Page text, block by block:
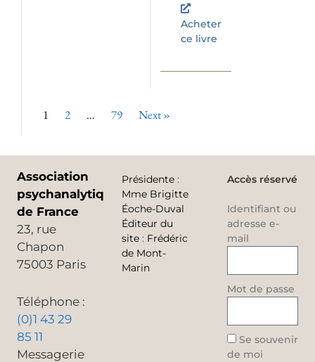
Acheter
ce livre
1 2 … 79 Next »
Association
psychanalytique
de France
23, rue
Chapon
75003 Paris
Téléphone :
(0)1 43 29
85 11
Messagerie
Présidente :
Mme Brigitte
Éoche-Duval
Éditeur du
site : Frédéric
de Mont-
Marin
Accès réservé
Identifiant ou
adresse e-
mail
Mot de passe
Se souvenir
de moi